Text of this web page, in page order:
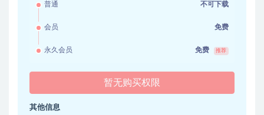
普通 不可下载
会员 免费
永久会员 免费 推荐
暂无购买权限
其他信息